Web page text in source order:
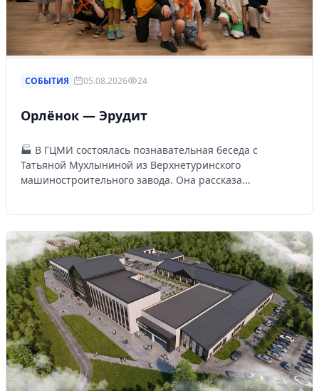
СОБЫТИЯ 05.08.2026 24
Орлёнок — Эрудит
🏭 В ГЦМИ состоялась познавательная беседа с
Татьяной Мухлыниной из Верхнетуринского
машиностроительного завода. Она рассказа...